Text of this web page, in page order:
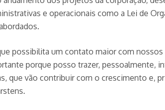
e operacionais como a Lei de
possibilita um contato maior com
porque posso trazer, pessoalmente,
que vão contribuir com o crescimento e,